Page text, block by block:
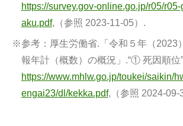
https://survey.gov-online.go.jp/r05/
aku.pdf,（参照 2023-11-05）.
※参考： 厚生労働省.「令和５年（2023
報年計（概数）の概況」.“① 死因順位
https://www.mhlw.go.jp/toukei/saikin/
engai23/dl/kekka.pdf,（参照 2024-09-